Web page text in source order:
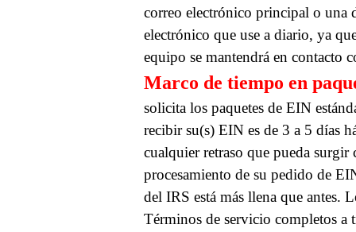
correo electrónico principal o una
electrónico que use a diario, ya
equipo se mantendrá en contacto
Marco de tiempo en
solicita los paquetes de EIN
recibir su(s) EIN es de 3 a 5 días
cualquier retraso que pueda surgir
procesamiento de su pedido de
del IRS está más llena que antes.
Términos de servicio completos a